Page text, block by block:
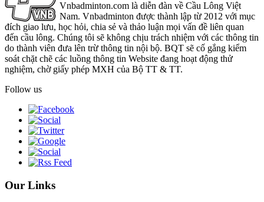
Vnbadminton.com là diễn đàn về Cầu Lông Việt
Nam. Vnbadminton được thành lập từ 2012 với mục
đích giao lưu, học hỏi, chia sẻ và thảo luận mọi vấn đề liên quan
đến cầu lông. Chúng tôi sẽ không chịu trách nhiệm với các thông tin
do thành viên đưa lên trừ thông tin nội bộ. BQT sẽ cố gắng kiểm
soát chặt chẽ các luồng thông tin Website đang hoạt động thử
nghiệm, chờ giấy phép MXH của Bộ TT & TT.
Follow us
Our Links